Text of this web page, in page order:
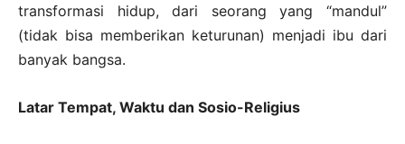
transformasi hidup, dari seorang yang “mandul”
(tidak bisa memberikan keturunan) menjadi ibu dari
banyak bangsa.
Latar Tempat, Waktu dan Sosio-Religius